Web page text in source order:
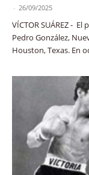
- 26/09/2025
VÍCTOR SUÁREZ -
Pedro González,
Houston, Texas. En